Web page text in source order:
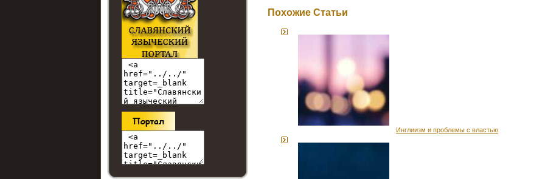
Похожие Статьи
Инглиизм и проблемы с властью